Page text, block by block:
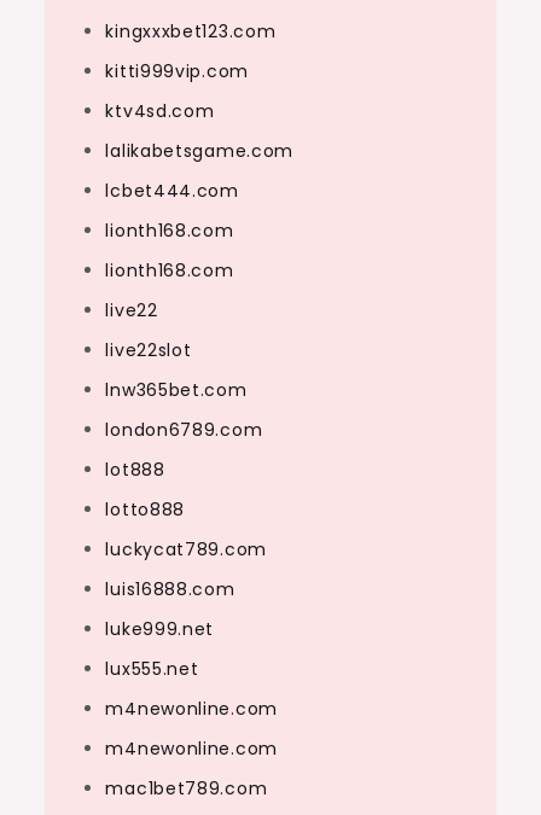
kingxxxbet123.com
kitti999vip.com
ktv4sd.com
lalikabetsgame.com
lcbet444.com
lionth168.com
lionth168.com
live22
live22slot
lnw365bet.com
london6789.com
lot888
lotto888
luckycat789.com
luis16888.com
luke999.net
lux555.net
m4newonline.com
m4newonline.com
mac1bet789.com